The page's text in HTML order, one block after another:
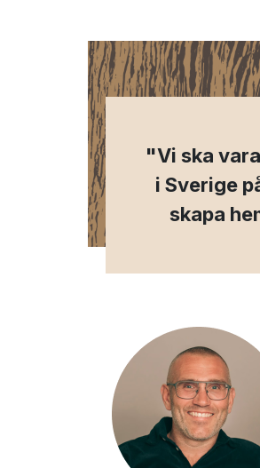
"Vi ska
i Sverige
skapa